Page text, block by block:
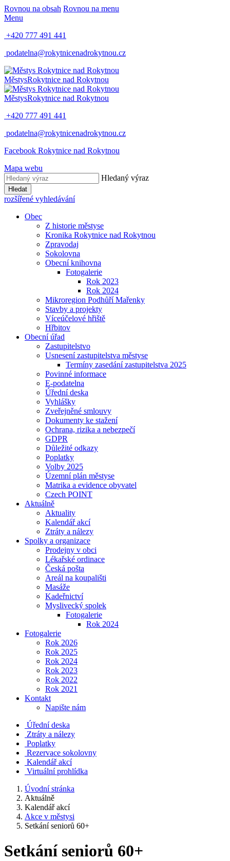
Rovnou na obsah Rovnou na menu
Menu
+420 777 491 441
podatelna@rokytnicenadrokytnou.cz
MěstysRokytnice nad Rokytnou
MěstysRokytnice nad Rokytnou
+420 777 491 441
podatelna@rokytnicenadrokytnou.cz
Facebook Rokytnice nad Rokytnou
Mapa webu
Hledaný výraz
Hledat
rozšířené vyhledávání
Obec
Z historie městyse
Kronika Rokytnice nad Rokytnou
Zpravodaj
Sokolovna
Obecní knihovna
Fotogalerie
Rok 2023
Rok 2024
Mikroregion Podhůří Mařenky
Stavby a projekty
Víceúčelové hřiště
Hřbitov
Obecní úřad
Zastupitelstvo
Usnesení zastupitelstva městyse
Termíny zasedání zastupitelstva 2025
Povinné informace
E-podatelna
Úřední deska
Vyhlášky
Zveřejněné smlouvy
Dokumenty ke stažení
Ochrana, rizika a nebezpečí
GDPR
Důležité odkazy
Poplatky
Volby 2025
Územní plán městyse
Matrika a evidence obyvatel
Czech POINT
Aktuálně
Aktuality
Kalendář akcí
Ztráty a nálezy
Spolky a organizace
Prodejny v obci
Lékařské ordinace
Česká pošta
Areál na koupališti
Masáže
Kadeřnictví
Myslivecký spolek
Fotogalerie
Rok 2024
Fotogalerie
Rok 2026
Rok 2025
Rok 2024
Rok 2023
Rok 2022
Rok 2021
Kontakt
Napište nám
Úřední deska
Ztráty a nálezy
Poplatky
Rezervace sokolovny
Kalendář akcí
Virtuální prohlídka
Úvodní stránka
Aktuálně
Kalendář akcí
Akce v městysi
Setkání seniorů 60+
Setkání seniorů 60+